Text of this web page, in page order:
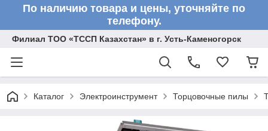
По наличию товара и цены, уточняйте по
телефону.
Филиал ТОО «ТССП Казахстан» в г. Усть-Каменогорск
Каталог Электроинструмент Торцовочные пилы